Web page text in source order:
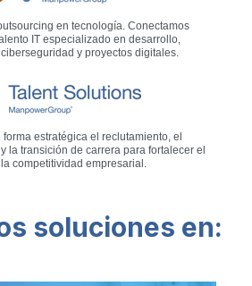
en tecnología. Conectamos
IT especializado en desarrollo,
y proyectos digitales.
estratégica el reclutamiento, el
la transición de carrera para fortalecer el
competitividad empresarial.
soluciones en: